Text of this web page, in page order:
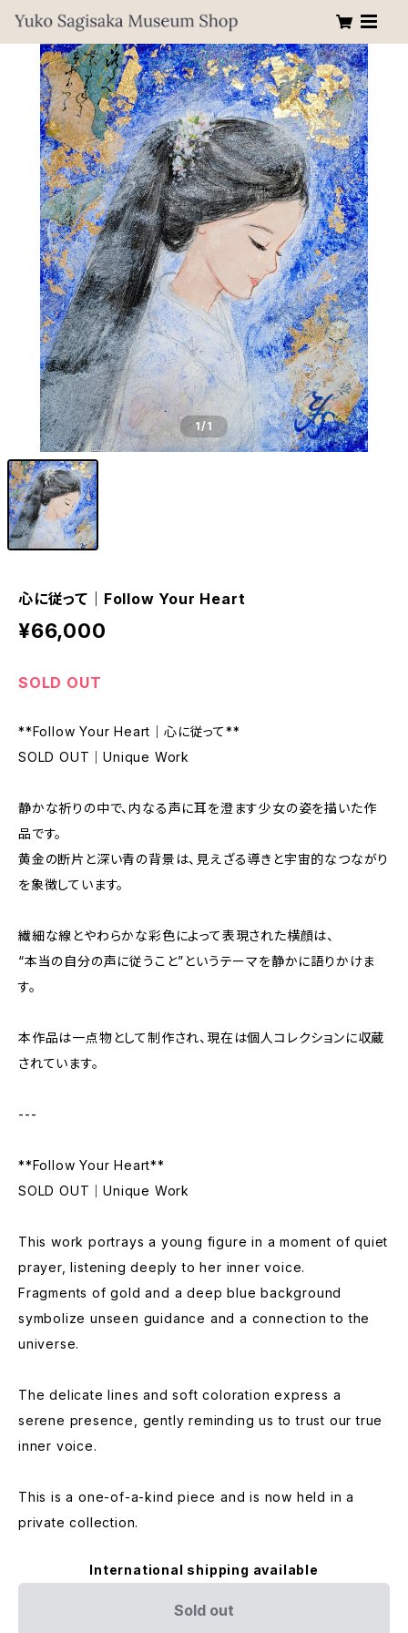
1/1
心に従って｜Follow Your Heart
¥66,000
SOLD OUT
**Follow Your Heart｜心に従って**
SOLD OUT｜Unique Work
静かな祈りの中で、内なる声に耳を澄ます少女の姿を描いた作
品です。
黄金の断片と深い青の背景は、見えざる導きと宇宙的なつながり
を象徴しています。
繊細な線とやわらかな彩色によって表現された横顔は、
“本当の自分の声に従うこと”というテーマを静かに語りかけま
す。
本作品は一点物として制作され、現在は個人コレクションに収蔵
されています。
---
**Follow Your Heart**
SOLD OUT｜Unique Work
This work portrays a young figure in a moment of quiet
prayer, listening deeply to her inner voice.
Fragments of gold and a deep blue background
symbolize unseen guidance and a connection to the
universe.
The delicate lines and soft coloration express a
serene presence, gently reminding us to trust our true
inner voice.
This is a one-of-a-kind piece and is now held in a
private collection.
International shipping available
Sold out